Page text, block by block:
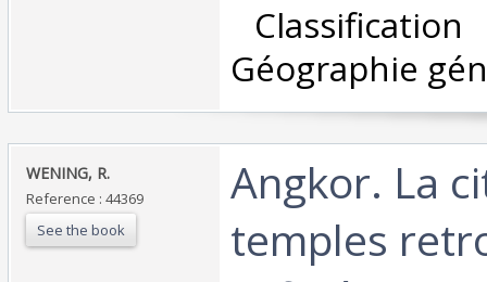
Géographie
‎WENING, R.‎
Reference : 44369
See the book
‎Angkor. La
temples